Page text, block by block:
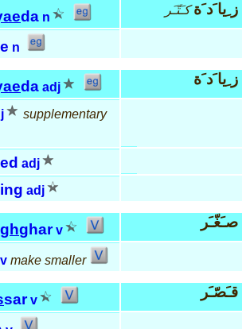
da n ز ِيا َد َة كـَتّـَر
n
da adj ز ِيا َد َة
supplementary
adj
adj
ghar v صـَغّـَر
v make smaller
sar v قـَصّـَر